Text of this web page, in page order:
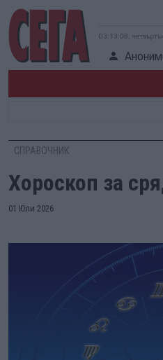
03:13:08,
СПРАВОЧНИК
Хороскоп за
01 Юли 2026